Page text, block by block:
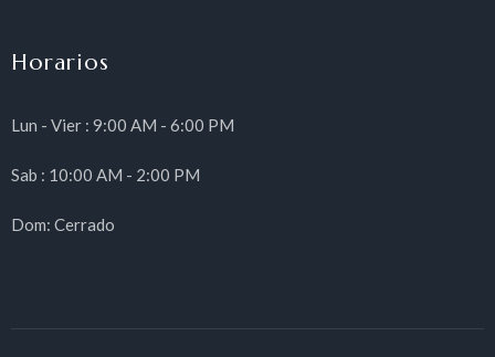
Horarios
Lun - Vier : 9:00 AM - 6:00 PM
Sab : 10:00 AM - 2:00 PM
Dom: Cerrado